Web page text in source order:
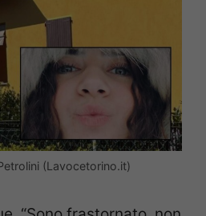
(Lavocetorino.it)